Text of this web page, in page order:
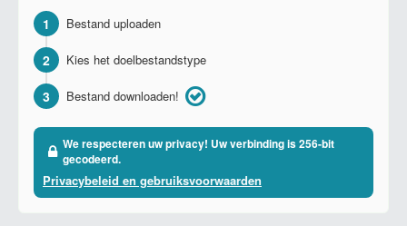
1 Bestand uploaden
2 Kies het doelbestandstype
3 Bestand downloaden!
We respecteren uw privacy! Uw verbinding is 256-bit
gecodeerd.
Privacybeleid en gebruiksvoorwaarden